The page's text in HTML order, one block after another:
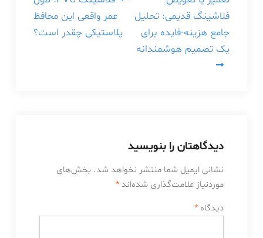
نوشته
عمر واقعی این محافظ
پلاستیکی چقدر است؟
فلاشینگ قدیمی: تحلیل
جامع هزینه-فایده برای
یک تصمیم هوشمندانه
دیدگاهتان را بنویسید
نشانی ایمیل شما منتشر نخواهد شد. بخش‌های
موردنیاز علامت‌گذاری شده‌اند *
دیدگاه *